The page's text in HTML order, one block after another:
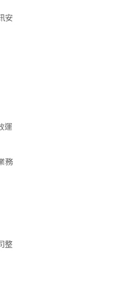
安
運
務
整